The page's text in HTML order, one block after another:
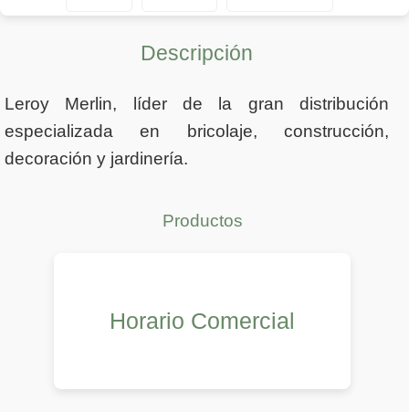
Descripción
Leroy Merlin, líder de la gran distribución
especializada en bricolaje, construcción,
decoración y jardinería.
Productos
Horario Comercial